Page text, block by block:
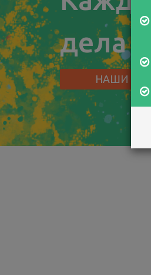
дела
НАШИ